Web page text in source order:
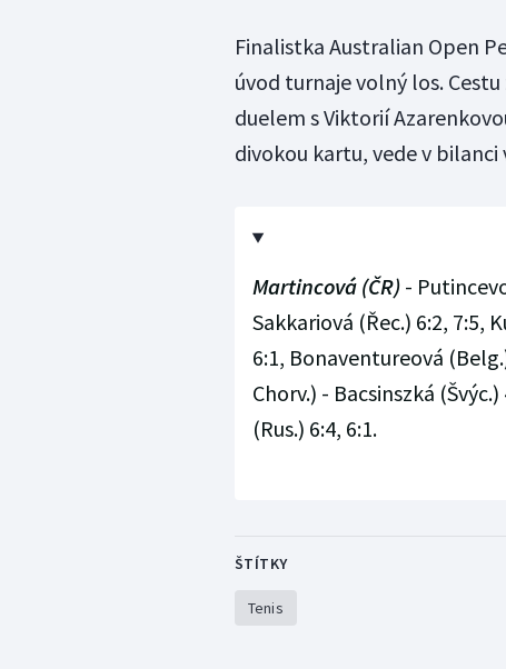
Finalistka Australian Open
úvod turnaje volný los.
duelem s Viktorií
divokou kartu, vede v bilanci
Martincová (ČR)-
Sakkariová (Řec.) 6:2, 7:5,
6:1, Bonaventureová
Chorv.) - Bacsinszká
(Rus.) 6:4, 6:1.
ŠTÍTKY
Tenis